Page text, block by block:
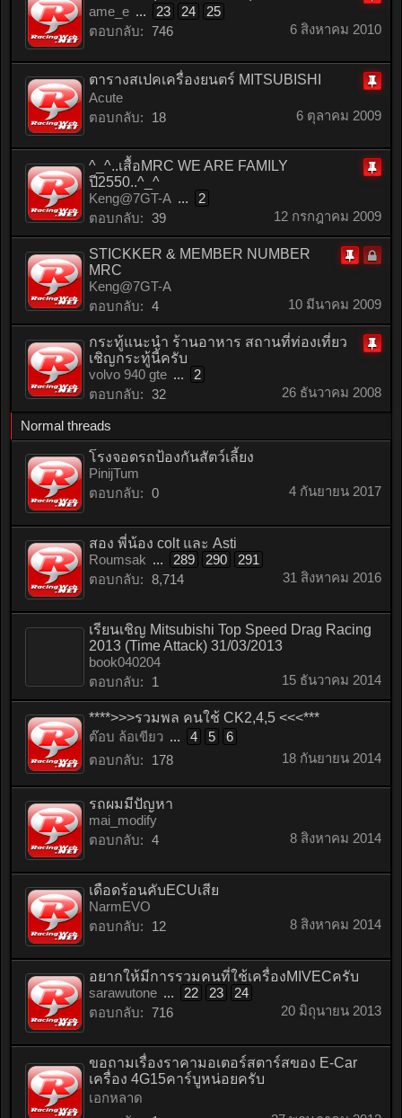
หมุด
ame_e ... 23 24
25
ตอบกลับ: 746 6 สิงหาคม 2010
หมุด
ตารางสเปคเครื่องยนตร์ MITSUBISHI
Acute
ตอบกลับ:
18 6 ตุลาคม 2009
^_^..เสื้อMRC WE ARE FAMILY
ปี2550..^_^
Keng@7GT-A ...
2
ตอบกลับ: 39 12 กรกฎาคม 2009
STICKKER & MEMBER NUMBER
MRC
Keng@7GT-A
ตอบกลับ: 4 10 มีนาคม 2009
กระทู้แนะนำ ร้านอาหาร สถานที่ท่องเที่ยว
เชิญกระทู้นี้ครับ
volvo 940 gte ...
2
ตอบกลับ: 32 26 ธันวาคม 2008
Normal threads
โรงจอดรถป้องกันสัตว์เลี้ยง
PinijTum
ตอบกลับ: 0 4 กันยายน 2017
สอง พี่น้อง colt และ Asti
Roumsak ... 289 290
291
ตอบกลับ: 8,714 31 สิงหาคม 2016
เรียนเชิญ Mitsubishi Top Speed Drag Racing
2013 (Time Attack) 31/03/2013
book040204
ตอบกลับ:
1 15 ธันวาคม 2014
****>>>รวมพล คนใช้ CK2,4,5 <<<***
ต๊อบ ล้อเขียว ... 4 5
6
ตอบกลับ:
178 18 กันยายน 2014
รถผมมีปัญหา
mai_modify
ตอบกลับ: 4 8 สิงหาคม 2014
เดือดร้อนคับECUเสีย
NarmEVO
ตอบกลับ:
12 8 สิงหาคม 2014
อยากให้มีการรวมคนที่ใช้เครื่องMIVECครับ
sarawutone ... 22 23
24
ตอบกลับ: 716 20 มิถุนายน 2013
ขอถามเรื่องราคามอเตอร์สตาร์สของ E-Car
เครื่อง 4G15คาร์บูหน่อยครับ
เอกหลาด